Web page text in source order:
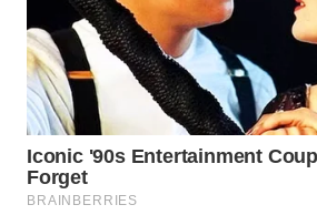
WN
NIAS
WN
LANGKAT
WN